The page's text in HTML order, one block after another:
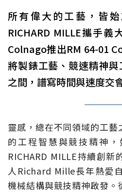
所有偉大的工藝，皆
RICHARD MILLE攜手
Colnago推出RM 64-01
將製錶工藝、競速精神
之間，譜寫時間與速度交
靈感，總在不同領域的工
的工程智慧與競技精神
RICHARD MILLE持續創新
人Richard Mille長年熱愛
機械結構與競技精神啟發。